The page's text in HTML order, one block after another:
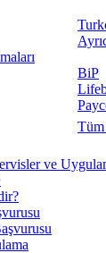
BiP
ve